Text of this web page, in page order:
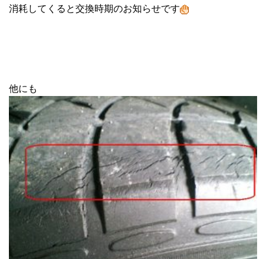
消耗してくると交換時期のお知らせです
他にも